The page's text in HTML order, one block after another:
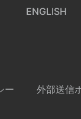
ENGLISH
ー 外部送信